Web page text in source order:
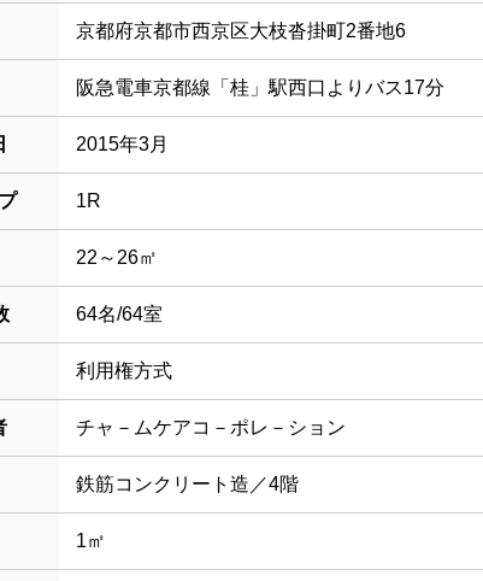
京都府京都市西京区大枝沓掛町2番地6
阪急電車京都線「桂」駅西口よりバス17分
2015年3月
1R
22～26㎡
64名/64室
利用権方式
チャ－ムケアコ－ポレ－ション
鉄筋コンクリート造／4階
1㎡